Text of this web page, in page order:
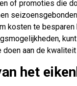
of promoties die
kosten te
aan de kwaliteit
het